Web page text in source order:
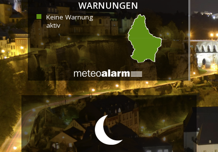
WARNUNGEN
Keine Warnung
aktiv